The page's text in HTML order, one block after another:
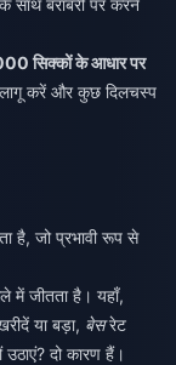
बराबरी पर करने
सिक्कों के आधार पर
करें और कुछ दिलचस्प
है, जो प्रभावी रूप से
में जीतता है। यहाँ,
या बड़ा, बेसरेट
दो कारण हैं।